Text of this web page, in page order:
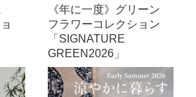
《年に一度》グリーン
フラワーコレクション
「SIGNATURE
GREEN2026」